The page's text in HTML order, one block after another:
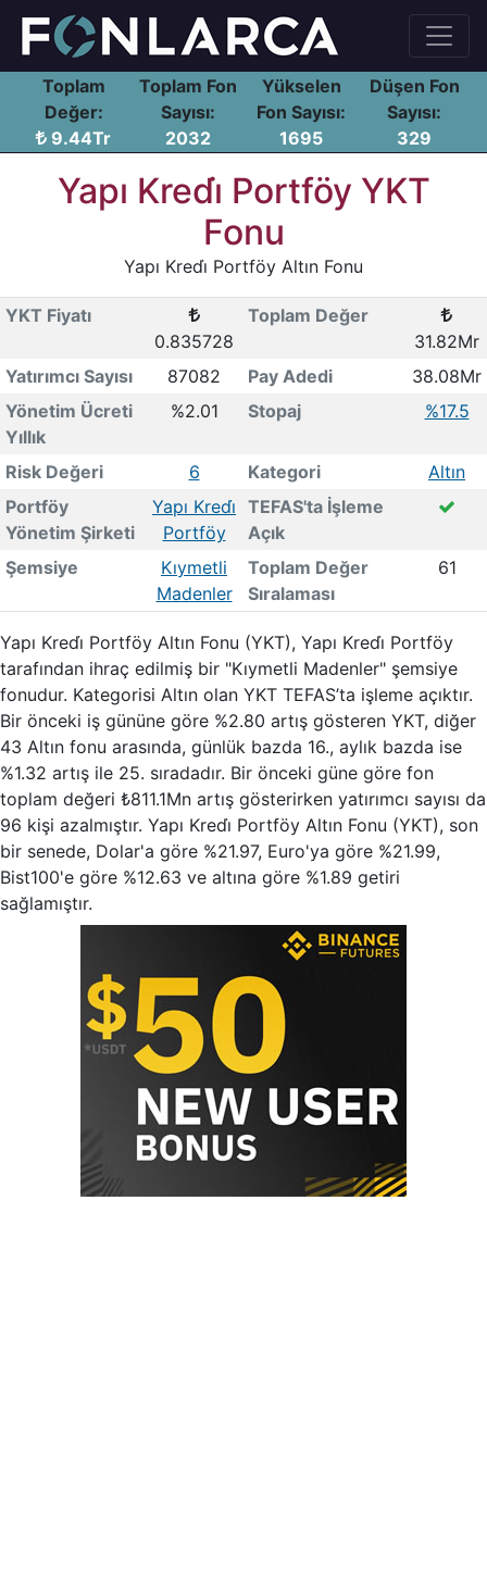
Toplam
Değer:
9.44Tr
Toplam Fon
Sayısı:
2032
Yükselen
Fon Sayısı:
1695
Düşen Fon
Sayısı:
329
Yapı Kredi̇ Portföy YKT
Fonu
Yapı Kredi̇ Portföy Altın Fonu
YKT Fiyatı
0.835728
Toplam Değer
31.82Mr
Yatırımcı Sayısı
87082 Pay Adedi
38.08Mr
Yönetim Ücreti
Yıllık
%2.01 Stopaj %17.5
Risk Değeri 6 Kategori
Altın
Portföy
Yönetim Şirketi
Yapı Kredi̇
Portföy
TEFAS'ta İşleme
Açık
Şemsiye
Kıymetli
Madenler
Toplam Değer
Sıralaması
61
Yapı Kredi̇ Portföy Altın Fonu (YKT), Yapı Kredi̇ Portföy
tarafından ihraç edilmiş bir "Kıymetli Madenler" şemsiye
fonudur. Kategorisi Altın olan YKT TEFAS’ta işleme açıktır.
Bir önceki iş gününe göre %2.80 artış gösteren YKT, diğer
43 Altın fonu arasında, günlük bazda 16., aylık bazda ise
%1.32 artış ile 25. sıradadır. Bir önceki güne göre fon
toplam değeri ₺811.1Mn artış gösterirken yatırımcı sayısı da
96 kişi azalmıştır. Yapı Kredi̇ Portföy Altın Fonu (YKT), son
bir senede, Dolar'a göre %21.97, Euro'ya göre %21.99,
Bist100'e göre %12.63 ve altına göre %1.89 getiri
sağlamıştır.